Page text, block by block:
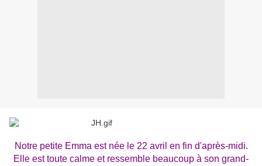
Notre petite Emma est née le 22 avril en fin d'après-midi.
Elle est toute calme et ressemble beaucoup à son grand-